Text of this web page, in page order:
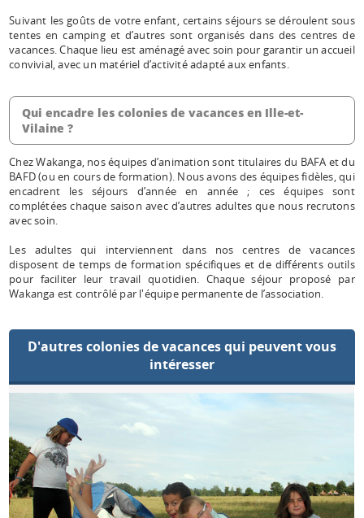
Suivant les goûts de votre enfant, certains séjours se déroulent sous
tentes en camping et d’autres sont organisés dans des centres de
vacances. Chaque lieu est aménagé avec soin pour garantir un accueil
convivial, avec un matériel d’activité adapté aux enfants.
Qui encadre les colonies de vacances en Ille-et-
Vilaine ?
Chez Wakanga, nos équipes d’animation sont titulaires du BAFA et du
BAFD (ou en cours de formation). Nous avons des équipes fidèles, qui
encadrent les séjours d’année en année ; ces équipes sont
complétées chaque saison avec d’autres adultes que nous recrutons
avec soin.
Les adultes qui interviennent dans nos centres de vacances
disposent de temps de formation spécifiques et de différents outils
pour faciliter leur travail quotidien. Chaque séjour proposé par
Wakanga est contrôlé par l'équipe permanente de l’association.
D'autres colonies de vacances qui peuvent vous
intéresser